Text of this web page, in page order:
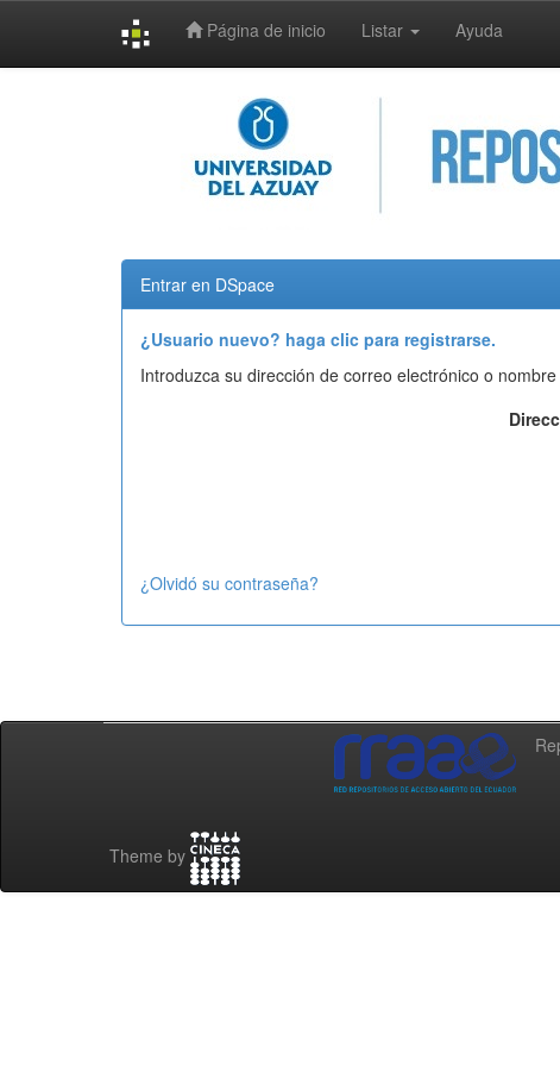
Página de inicio Listar Ayuda
Entrar en DSpace
¿Usuario nuevo? haga clic para registrarse.
Introduzca su dirección de correo electrónico o
¿Olvidó su contraseña?
Theme by